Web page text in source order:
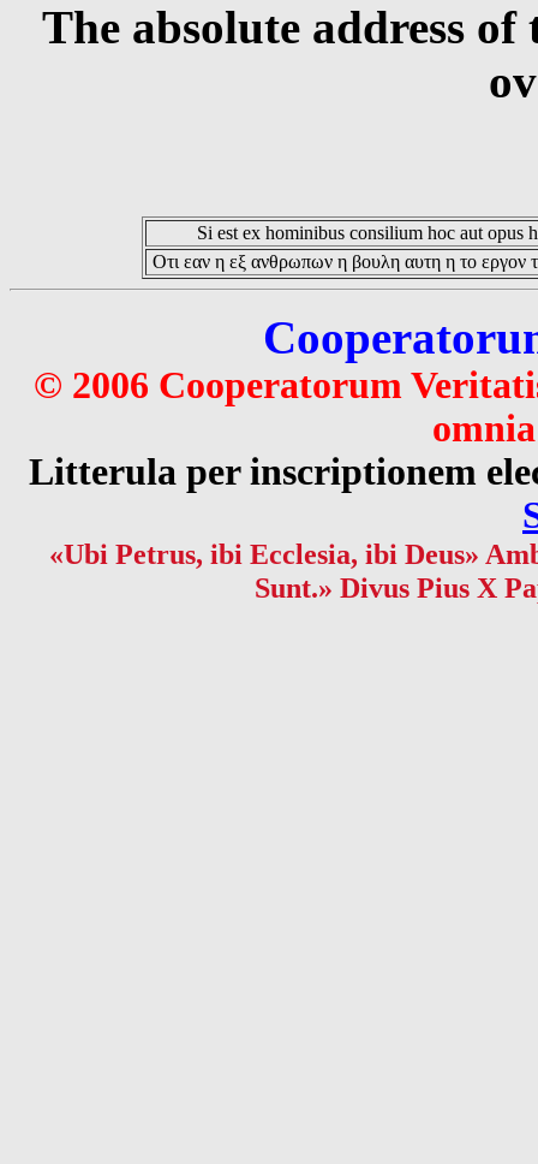
The absolute address
Si est ex hominibus consilium hoc aut opus
Οτι εαν η εξ ανθρωπων η βουλη αυτη η το εργον
© 2006 Cooperatorum
Litterula per inscriptionem
«Ubi Petrus, ibi Ecclesia, ibi Deus»
Sunt.» Divus Pius X